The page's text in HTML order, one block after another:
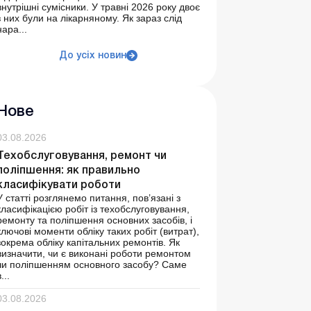
сумісники. У травні 2026 року двоє
них були на лікарняному. Як зараз слід
До усіх новин
ремонт чи
як правильно
роботи
статті розглянемо питання, пов’язані з
робіт із техобслуговування,
та поліпшення основних засобів, і
моменти обліку таких робіт (витрат),
обліку капітальних ремонтів. Як
чи є виконані роботи ремонтом
поліпшенням основного засобу? Саме